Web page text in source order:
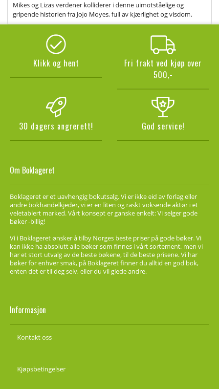
Mikes og Lizas verdener kolliderer i denne uimotståelige og
gripende historien fra Jojo Moyes, full av kjærlighet og visdom.
Klikk og hent
Fri frakt ved kjøp over
500,-
30 dagers angrerett! God service!
Om Boklageret
Boklageret er et uavhengig bokutsalg. Vi er ikke eid av forlag eller
andre bokhandelkjeder, vi er en liten og raskt voksende aktør i et
veletablert marked. Vårt konsept er ganske enkelt: Vi selger gode
bøker -billig!
Vi i Boklageret ønsker å tilby Norges beste priser på gode bøker. Vi
kan ikke ha absolutt alle bøker som finnes i vårt sortement, men vi
har et stort utvalg av de beste bøkene, til de beste prisene. Vi har
bøker for enhver smak, på Boklageret finner du alltid en god bok,
enten det er til deg selv, eller du vil glede andre.
Informasjon
Kontakt oss
Kjøpsbetingelser